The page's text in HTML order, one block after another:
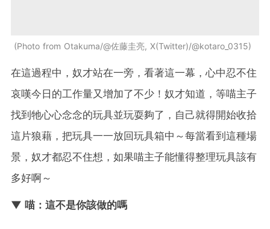
Photo from Otakuma/@佐藤圭亮, X(Twitter)/@kotaro_0315
在這過程中，奴才站在一旁，看著這一幕，心中忍不住
哀嘆今日的工作量又增加了不少！奴才知道，等喵主子
找到牠心心念念的玩具並玩耍夠了，自己就得開始收拾
這片狼藉，把玩具一一放回玩具箱中～每當看到這種場
景，奴才都忍不住想，如果喵主子能懂得整理玩具該有
多好啊～
▼ 喵：這不是你該做的嗎